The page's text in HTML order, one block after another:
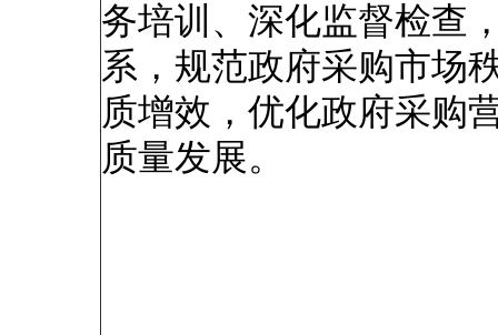
务培训、深化监督检查
系，规范政府采购市场
质增效，优化政府采购
质量发展。